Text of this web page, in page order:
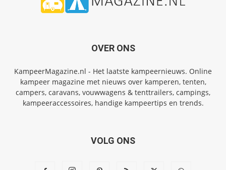
OVER ONS
KampeerMagazine.nl - Het laatste kampeernieuws. Online
kampeer magazine met nieuws over kamperen, tenten,
campers, caravans, vouwwagens & tenttrailers, campings,
kampeeraccessoires, handige kampeertips en trends.
VOLG ONS